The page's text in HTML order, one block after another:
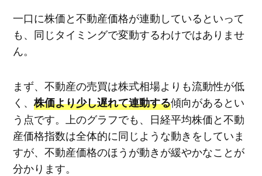
一口に株価と不動産価格が連動しているといって
も、同じタイミングで変動するわけではありませ
ん。
まず、不動産の売買は株式相場よりも流動性が低
く、株価より少し遅れて連動する傾向があるとい
う点です。上のグラフでも、日経平均株価と不動
産価格指数は全体的に同じような動きをしていま
すが、不動産価格のほうが動きが緩やかなことが
分かります。